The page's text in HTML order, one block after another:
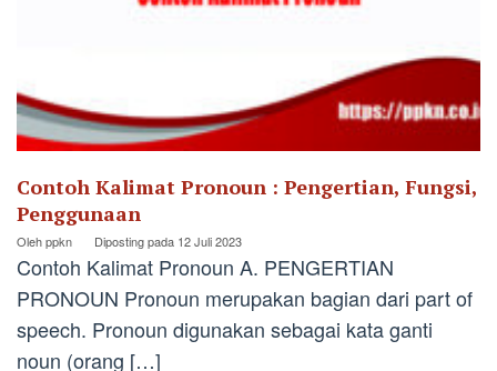
Contoh Kalimat Pronoun : Pengertian, Fungsi,
Penggunaan
Olehppkn Diposting pada 12 Juli 2023
Contoh Kalimat Pronoun A. PENGERTIAN
PRONOUN Pronoun merupakan bagian dari part of
speech. Pronoun digunakan sebagai kata ganti
noun (orang […]